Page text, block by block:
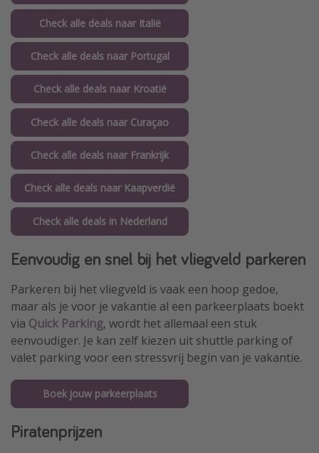
Check alle deals naar Italië
Check alle deals naar Portugal
Check alle deals naar Kroatië
Check alle deals naar Curaçao
Check alle deals naar Frankrijk
Check alle deals naar Kaapverdië
Check alle deals in Nederland
Eenvoudig en snel bij het vliegveld parkeren
Parkeren bij het vliegveld is vaak een hoop gedoe,
maar als je voor je vakantie al een parkeerplaats boekt
via Quick Parking, wordt het allemaal een stuk
eenvoudiger. Je kan zelf kiezen uit shuttle parking of
valet parking voor een stressvrij begin van je vakantie.
Boek jouw parkeerplaats
Piratenprijzen